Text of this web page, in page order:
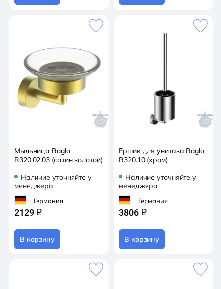
Мыльница Raglo
R320.02.03 (сатин золотой)
Наличие уточняйте у
менеджера
Германия
2129 q
В корзину
Ершик для унитаза Raglo
R320.10 (хром)
Наличие уточняйте у
менеджера
Германия
3806 q
В корзину